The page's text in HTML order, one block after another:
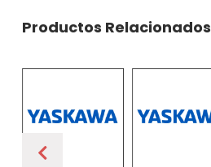
Productos Relacionados